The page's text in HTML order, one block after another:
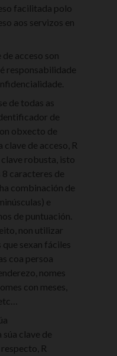
facilitada polo
aos servizos en
acceso son
responsabilidade
de todas as
de
obxecto de
clave de acceso, R
robusta, isto
8 caracteres de
combinación de
e
de puntuación.
non utilizar
sexan fáciles
coa persoa
nomes
con meses,
clave de
R